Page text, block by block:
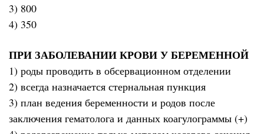
3) 800
4) 350
ПРИ ЗАБОЛЕВАНИИ КРОВИ У БЕРЕМЕННОЙ
1) роды проводить в обсервационном отделении
2) всегда назначается стернальная пункция
3) план ведения беременности и родов после
заключения гематолога и данных коагулограммы (+)